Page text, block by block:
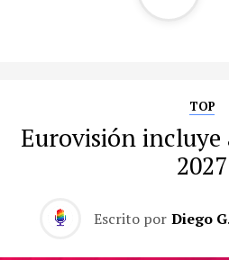
TOP
Eurovisión incluye
2027
Escrito por Diego